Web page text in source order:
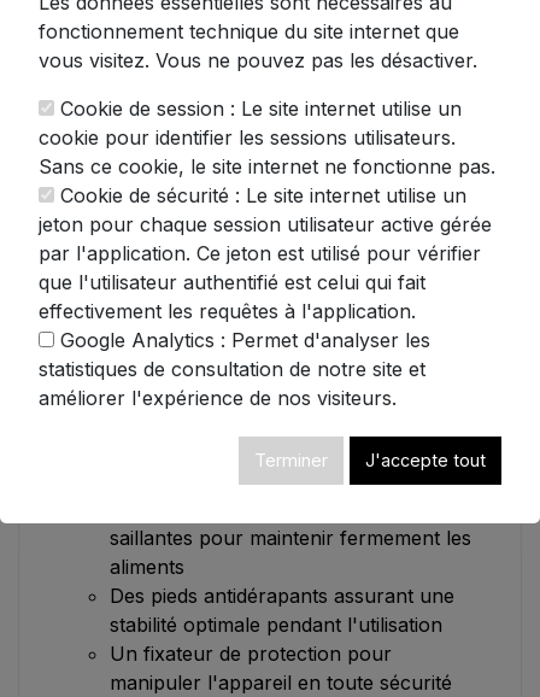
trancheuse fait preuve d'une polyvalence
remarquable. Sa lame haute résistance,
affûtable grâce à la pierre intégrée, tranche
avec aisance une variété impressionnante
d'aliments : viandes fraîches ou congelées,
fromages à pâte dure, charcuteries, pains
artisanaux et légumes.
Le puissant moteur de 340W cadencé à 360
tr/min (version européenne) garantit des
coupes nettes et précises, même sur les
produits les plus denses. Réglez l'épaisseur
de tranche selon vos besoins de 0 à 15mm à
l'aide du bouton de réglage progressif pour
des préparations parfaitement calibrées.
La sécurité n'est jamais compromise avec :
saillantes pour maintenir fermement les
aliments
Des pieds antidérapants assurant une
stabilité optimale pendant l'utilisation
Un fixateur de protection pour
manipuler l'appareil en toute sécurité
fonctionnement technique du site internet que
vous visitez. Vous ne pouvez pas les désactiver.
Cookie de session : Le site internet utilise un
cookie pour identifier les sessions utilisateurs.
Sans ce cookie, le site internet ne fonctionne pas.
Cookie de sécurité : Le site internet utilise un
jeton pour chaque session utilisateur active gérée
par l'application. Ce jeton est utilisé pour vérifier
que l'utilisateur authentifié est celui qui fait
effectivement les requêtes à l'application.
Google Analytics : Permet d'analyser les
statistiques de consultation de notre site et
améliorer l'expérience de nos visiteurs.
Terminer J'accepte tout